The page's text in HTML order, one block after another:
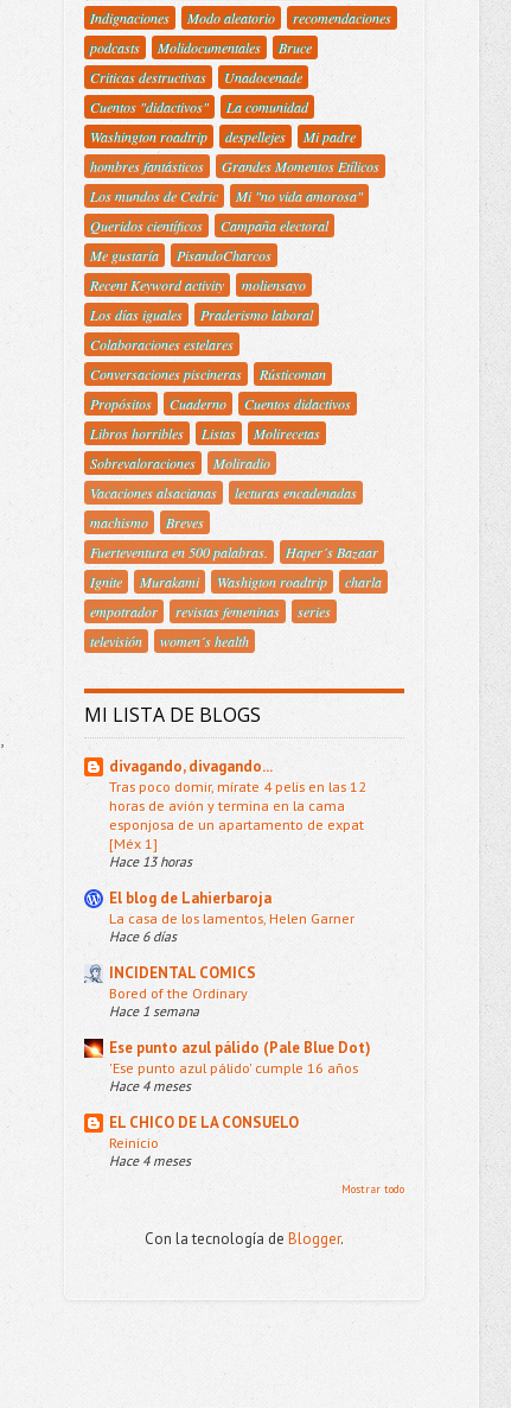
Indignaciones
Modo aleatorio
recomendaciones
podcasts
Molidocumentales
Bruce
Criticas destructivas
Unadocenade
Cuentos "didactivos"
La comunidad
Washington roadtrip
despellejes
Mi padre
hombres fantásticos
Grandes Momentos Etílicos
Los mundos de Cedric
Mi "no vida amorosa"
Queridos científicos
Campaña electoral
Me gustaría
PisandoCharcos
Recent Keyword activity
moliensayo
Los días iguales
Praderismo laboral
Colaboraciones estelares
Conversaciones piscineras
Rústicoman
Propósitos
Cuaderno
Cuentos didactivos
Libros horribles
Listas
Molirecetas
Sobrevaloraciones
Moliradio
Vacaciones alsacianas
lecturas encadenadas
machismo
Breves
Fuerteventura en 500 palabras.
Haper´s Bazaar
Ignite
Murakami Washigton roadtrip
charla
empotrador
revistas femeninas
series
televisión
women´s health
MI LISTA DE BLOGS
divagando, divagando...
Tras poco domir, mírate 4 pelis en las 12
horas de avión y termina en la cama
esponjosa de un apartamento de expat
[Méx 1]
Hace 13 horas
El blog de Lahierbaroja
La casa de los lamentos, Helen Garner
Hace 6 días
INCIDENTAL COMICS
Bored of the Ordinary
Hace 1 semana
Ese punto azul pálido (Pale Blue Dot)
'Ese punto azul pálido' cumple 16 años
Hace 4 meses
EL CHICO DE LA CONSUELO
Reinicio
Hace 4 meses
Mostrar todo
Con la tecnología de Blogger.